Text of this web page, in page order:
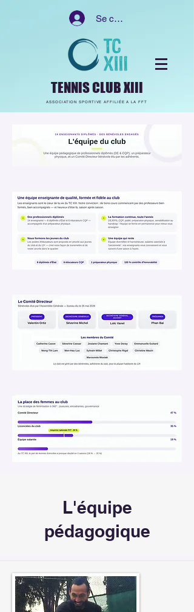
Se connecter
TENNIS CLUB XIII
ASSOCIATION SPORTIVE AFFILIÉE A LA FFT
L'équipe
pédagogique